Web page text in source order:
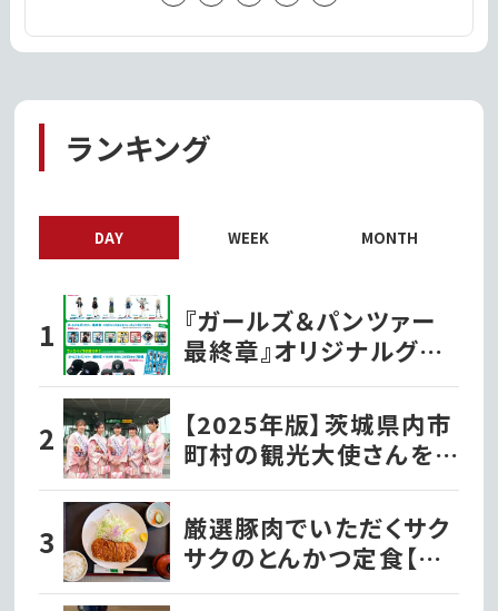
ランキング
DAY WEEK MONTH
『ガールズ＆パンツァー
最終章』オリジナルグッ
ズ各種ファミリーマート
で発売開始!!
【2025年版】茨城県内市
町村の観光大使さんを
紹介！
厳選豚肉でいただくサク
サクのとんかつ定食【と
んかつ文久】